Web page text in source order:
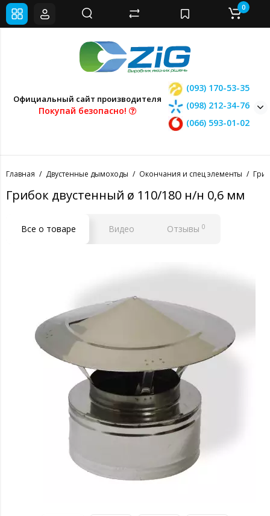
Официальный сайт производителя
Покупай безопасно!
(093) 170-53-35
(098) 212-34-76
(066) 593-01-02
0
Главная Двустенные дымоходы Окончания и спец элементы
Грибок двустенный ø 110/180 н/н 0,6 мм
Все о товаре Видео Отзывы 0